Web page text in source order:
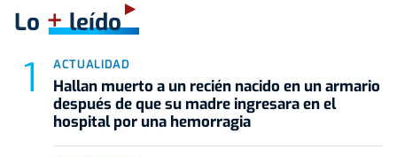
Lo +leído
ACTUALIDAD
Hallan muerto a un recién nacido en un armario
después de que su madre ingresara en el
hospital por una hemorragia